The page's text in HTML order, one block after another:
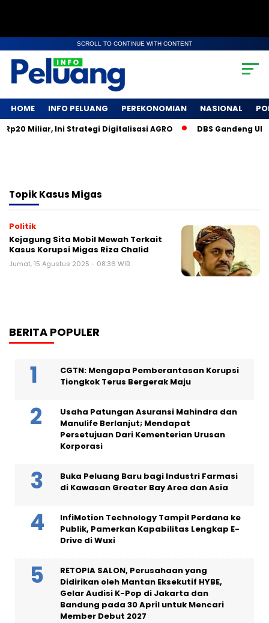
SCROLL TO CONTINUE WITH CONTENT
HOME INFO PELUANG PEREKONOMIAN NASIONAL
Miliar, Ini Strategi Digitalisasi AGRO DBS Gandeng
TopikKasus Migas
Politik
Kejagung Sita Mobil Mewah Terkait
Kasus Korupsi Migas Riza Chalid
Jumat, 15 Agustus 2025 - 08:36 WIB
BERITA POPULER
CGTN: Mengapa Pemberantasan Korupsi
Tiongkok Terus Bergerak Maju
Usaha Patungan Asuransi Mahindra dan
Manulife Berlanjut; Mendapat
Persetujuan Dari Kementerian Urusan
Korporasi
Buka Peluang Baru bagi Industri Farmasi
di Kawasan Greater Bay Area dan Asia
InfiMotion Technology Tampil Perdana ke
Publik, Pamerkan Kapabilitas Lengkap E-
Drive di Wuxi
RETOPIA SALON, Perusahaan yang
Didirikan oleh Mantan Eksekutif HYBE,
Gelar Audisi K-Pop di Jakarta dan
Bandung pada 30 April untuk Mencari
Member Debut 2027